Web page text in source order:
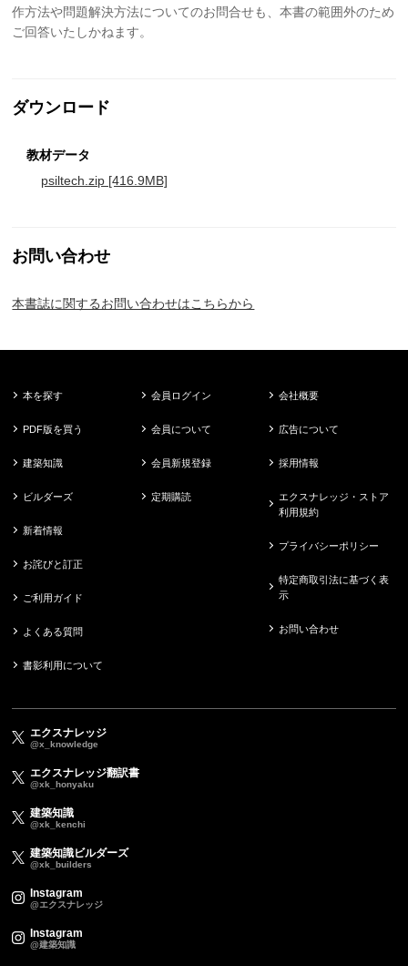
作方法や問題解決方法についてのお問合せも、本書の範囲外のため
ご回答いたしかねます。
ダウンロード
教材データ
psiltech.zip [416.9MB]
お問い合わせ
本書誌に関するお問い合わせはこちらから
本を探す
PDF版を買う
建築知識
ビルダーズ
新着情報
お詫びと訂正
ご利用ガイド
よくある質問
書影利用について
会員ログイン
会員について
会員新規登録
定期購読
会社概要
広告について
採用情報
エクスナレッジ・ストア
利用規約
プライバシーポリシー
特定商取引法に基づく表
示
お問い合わせ
エクスナレッジ
@x_knowledge
エクスナレッジ翻訳書
@xk_honyaku
建築知識
@xk_kenchi
建築知識ビルダーズ
@xk_builders
Instagram
@エクスナレッジ
Instagram
@建築知識